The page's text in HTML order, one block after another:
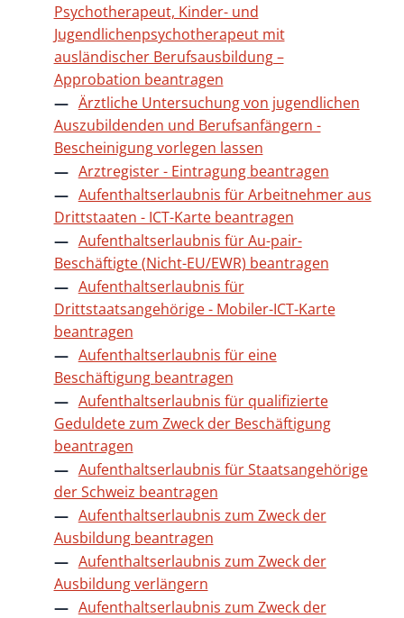
Psychotherapeut, Kinder- und
Jugendlichenpsychotherapeut mit
ausländischer Berufsausbildung –
Approbation beantragen
Ärztliche Untersuchung von jugendlichen
Auszubildenden und Berufsanfängern -
Bescheinigung vorlegen lassen
Arztregister - Eintragung beantragen
Aufenthaltserlaubnis für Arbeitnehmer aus
Drittstaaten - ICT-Karte beantragen
Aufenthaltserlaubnis für Au-pair-
Beschäftigte (Nicht-EU/EWR) beantragen
Aufenthaltserlaubnis für
Drittstaatsangehörige - Mobiler-ICT-Karte
beantragen
Aufenthaltserlaubnis für eine
Beschäftigung beantragen
Aufenthaltserlaubnis für qualifizierte
Geduldete zum Zweck der Beschäftigung
beantragen
Aufenthaltserlaubnis für Staatsangehörige
der Schweiz beantragen
Aufenthaltserlaubnis zum Zweck der
Ausbildung beantragen
Aufenthaltserlaubnis zum Zweck der
Ausbildung verlängern
Aufenthaltserlaubnis zum Zweck der